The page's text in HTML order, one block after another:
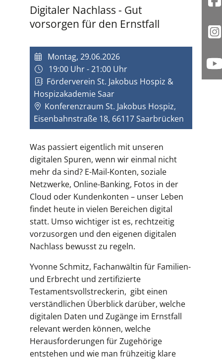
Digitaler Nachlass - Gut
vorsorgen für den Ernstfall
Montag, 29.06.2026
19:00 Uhr - 21:00 Uhr
Förderverein St. Jakobus Hospiz &
Hospizakademie Saar
Konferenzraum St. Jakobus Hospiz,
Eisenbahnstraße 18, 66117 Saarbrücken
Was passiert eigentlich mit unseren
digitalen Spuren, wenn wir einmal nicht
mehr da sind? E-Mail-Konten, soziale
Netzwerke, Online-Banking, Fotos in der
Cloud oder Kundenkonten – unser Leben
findet heute in vielen Bereichen digital
statt. Umso wichtiger ist es, rechtzeitig
vorzusorgen und den eigenen digitalen
Nachlass bewusst zu regeln.
Yvonne Schmitz, Fachanwältin für Familien-
und Erbrecht und zertifizierte
Testamentsvollstreckerin, gibt einen
verständlichen Überblick darüber, welche
digitalen Daten und Zugänge im Ernstfall
relevant werden können, welche
Herausforderungen für Zugehörige
entstehen und wie man frühzeitig klare